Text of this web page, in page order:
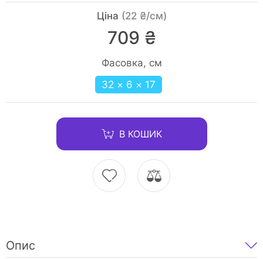
Ціна (22 ₴/см)
709 ₴
Фасовка, см
32 × 6 × 17
В КОШИК
Опис